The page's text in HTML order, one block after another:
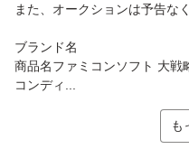
また、オークションは予告な
ブランド名
商品名ファミコンソフト 大戦
コンディ...
も